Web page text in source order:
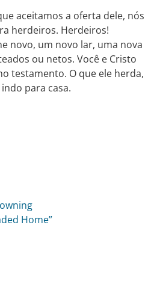
aceitamos a oferta dele, nós
herdeiros. Herdeiros!
novo, um novo lar, uma nova
ou netos. Você e Cristo
testamento. O que ele herda,
para casa.
Home”